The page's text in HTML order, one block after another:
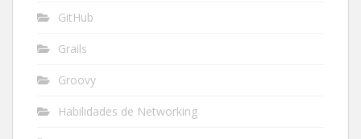
GitHub
Grails
Groovy
Habilidades de Networking